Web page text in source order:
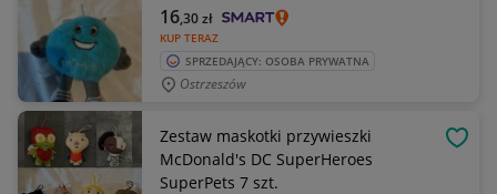
KUP TERAZ
16,30zł
SPRZEDAJĄCY: OSOBA PRYWATNA
Ostrzeszów
Zestaw maskotki przywieszki
McDonald's DC SuperHeroes
SuperPets 7 szt.